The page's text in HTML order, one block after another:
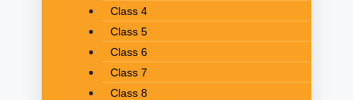
Class 4
Class 5
Class 6
Class 7
Class 8